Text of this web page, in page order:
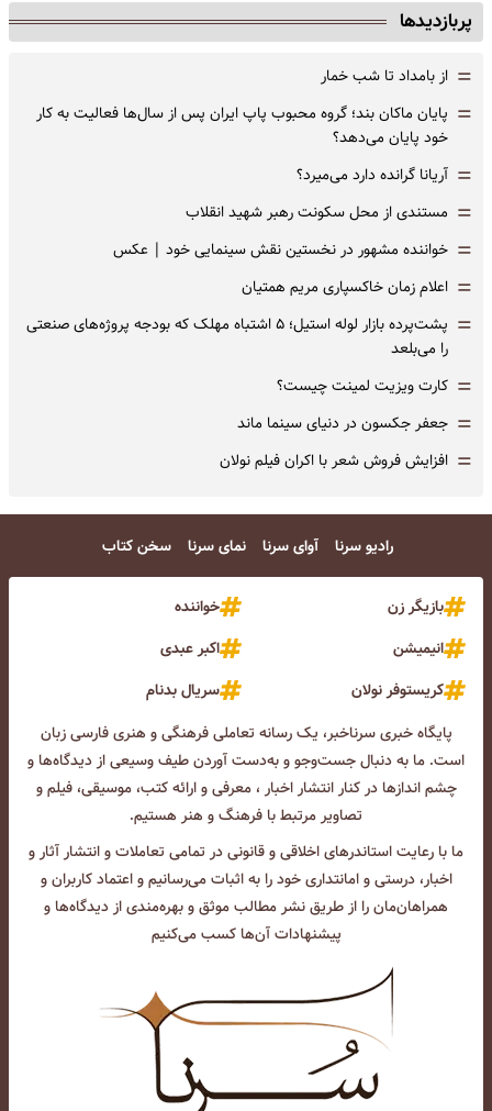
پربازدیدها
= از بامداد تا شب خمار
= پایان ماکان بند؛ گروه محبوب پاپ ایران پس از سال‌ها فعالیت به کار
خود پایان می‌دهد؟
= آریانا گرانده دارد می‌میرد؟
= مستندی از محل سکونت رهبر شهید انقلاب
= خواننده مشهور در نخستین نقش سینمایی خود |‌ عکس
= اعلام زمان خاکسپاری مریم همتیان
=
پشت‌پرده بازار لوله استیل؛ ۵ اشتباه مهلک که بودجه پروژه‌های صنعتی
را می‌بلعد
= کارت ویزیت لمینت چیست؟
= جعفر جکسون در دنیای سینما ماند
= افزایش فروش شعر با اکران فیلم نولان
رادیو سرنا آوای سرنا نمای سرنا سخن کتاب
بازیگر زن
خواننده
انیمیشن
اکبر عبدی
کریستوفر نولان
سریال بدنام
پایگاه خبری سرناخبر، یک رسانه تعاملی فرهنگی و هنری فارسی زبان
است. ما به دنبال جست‌و‌جو و به‌دست آوردن طیف وسیعی از دیدگاه‌ها و
چشم انداز‌ها در کنار انتشار اخبار ، معرفی و ارائه کتب، موسیقی، فیلم و
تصاویر مرتبط با فرهنگ و هنر هستیم.
ما با رعایت استاندرهای اخلاقی و قانونی در تمامی تعاملات و انتشار آثار و
اخبار، درستی و امانتداری خود را به اثبات می‌رسانیم و اعتماد کاربران و
همراهان‌مان را از طریق نشر مطالب موثق و بهره‌مندی از دیدگاه‌ها و
پیشنهادات آن‌ها کسب می‌کنیم